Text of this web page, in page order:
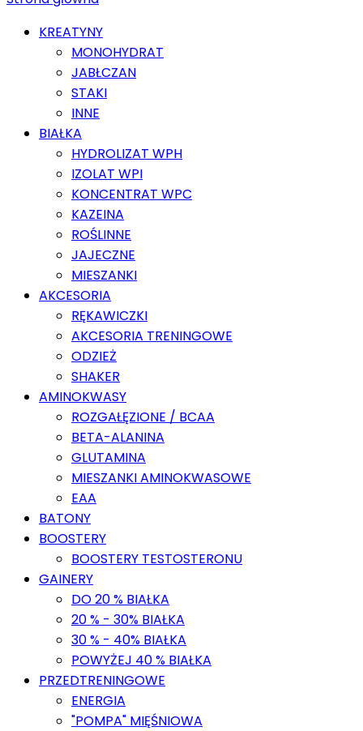
KREATYNY
MONOHYDRAT
JABŁCZAN
STAKI
INNE
BIAŁKA
HYDROLIZAT WPH
IZOLAT WPI
KONCENTRAT WPC
KAZEINA
ROŚLINNE
JAJECZNE
MIESZANKI
AKCESORIA
RĘKAWICZKI
AKCESORIA TRENINGOWE
ODZIEŻ
SHAKER
AMINOKWASY
ROZGAŁĘZIONE / BCAA
BETA-ALANINA
GLUTAMINA
MIESZANKI AMINOKWASOWE
EAA
BATONY
BOOSTERY
BOOSTERY TESTOSTERONU
GAINERY
DO 20 % BIAŁKA
20 % - 30% BIAŁKA
30 % - 40% BIAŁKA
POWYŻEJ 40 % BIAŁKA
PRZEDTRENINGOWE
ENERGIA
"POMPA" MIĘŚNIOWA